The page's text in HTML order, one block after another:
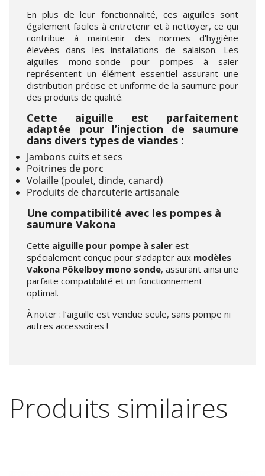
En plus de leur fonctionnalité, ces aiguilles sont
également faciles à entretenir et à nettoyer, ce qui
contribue à maintenir des normes d'hygiène
élevées dans les installations de salaison. Les
aiguilles mono-sonde pour pompes à saler
représentent un élément essentiel assurant une
distribution précise et uniforme de la saumure pour
des produits de qualité.
Cette aiguille est parfaitement
adaptée pour l’injection de saumure
dans divers types de viandes :
Jambons cuits et secs
Poitrines de porc
Volaille (poulet, dinde, canard)
Produits de charcuterie artisanale
Une compatibilité avec les pompes à
saumure Vakona
Cette aiguille pour pompe à saler est
spécialement conçue pour s’adapter aux modèles
Vakona Pökelboy mono sonde, assurant ainsi une
parfaite compatibilité et un fonctionnement
optimal.
À noter : l’aiguille est vendue seule, sans pompe ni
autres accessoires !
Produits similaires